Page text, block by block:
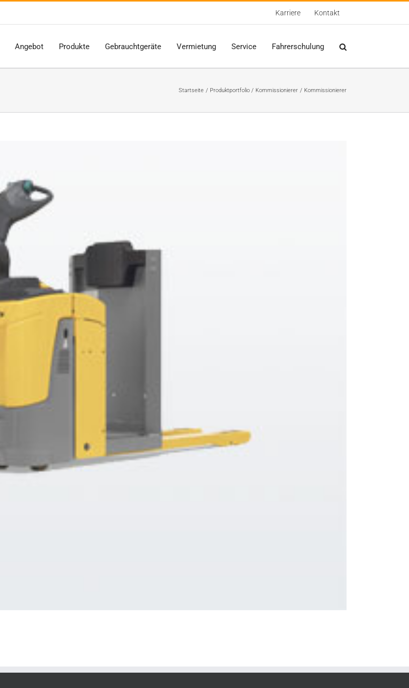
Karriere Kontakt
Angebot Produkte Gebrauchtgeräte Vermietung Service Fahrerschulung
Startseite Produktportfolio Kommissionierer Kommissionierer